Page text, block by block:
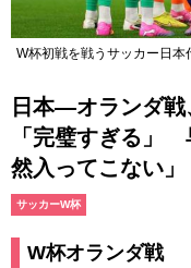
W杯初戦を戦うサッカー日本
日本―オランダ戦
「完璧すぎる」
然入ってこない」
サッカーW杯
W杯オランダ戦